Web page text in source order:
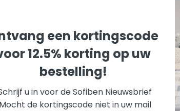
een kortingscode
12.5% korting op uw
bestelling!
u in voor de Sofiben Nieuwsbrief
Mocht de kortingscode niet in uw mail